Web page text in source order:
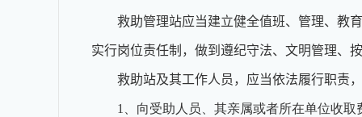
救助管理站应当建立健全值班、管理、教
实行岗位责任制，做到遵纪守法、文明管理、
救助站及其工作人员，应当依法履行职责
1、向受助人员、其亲属或者所在单位收